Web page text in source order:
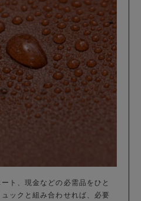
ト、現金などの必需品をひと
ックと組み合わせれば、必要